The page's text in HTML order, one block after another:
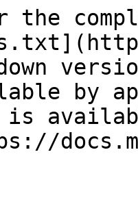
the
by
is